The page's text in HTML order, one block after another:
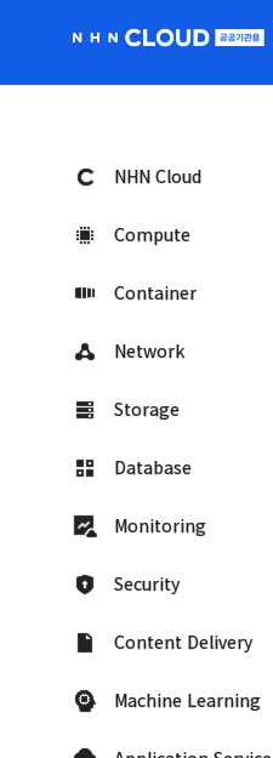
NHN Cloud
Compute
Container
Network
Storage
Database
Monitoring
Security
Content Delivery
Machine Learning